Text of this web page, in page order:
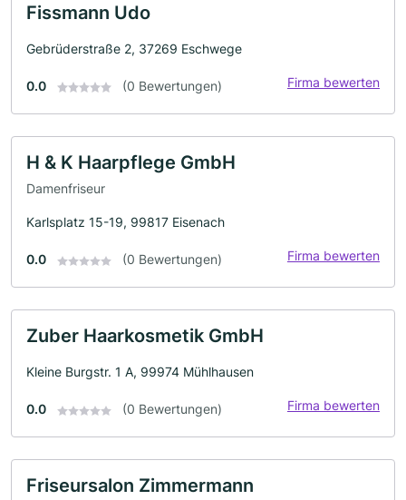
Fissmann Udo
Gebrüderstraße 2, 37269 Eschwege
0.0 (0 Bewertungen) Firma bewerten
H & K Haarpflege GmbH
Damenfriseur
Karlsplatz 15-19, 99817 Eisenach
0.0 (0 Bewertungen) Firma bewerten
Zuber Haarkosmetik GmbH
Kleine Burgstr. 1 A, 99974 Mühlhausen
0.0 (0 Bewertungen) Firma bewerten
Friseursalon Zimmermann